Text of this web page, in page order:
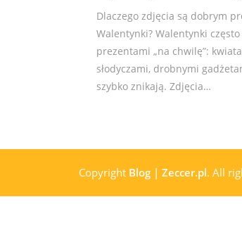
Dlaczego zdjęcia są dobrym
Walentynki? Walentynki
prezentami „na chwilę”:
słodyczami, drobnymi
szybko znikają. Zdjęcia…
Copyright Blog | Zeccer.pl. All